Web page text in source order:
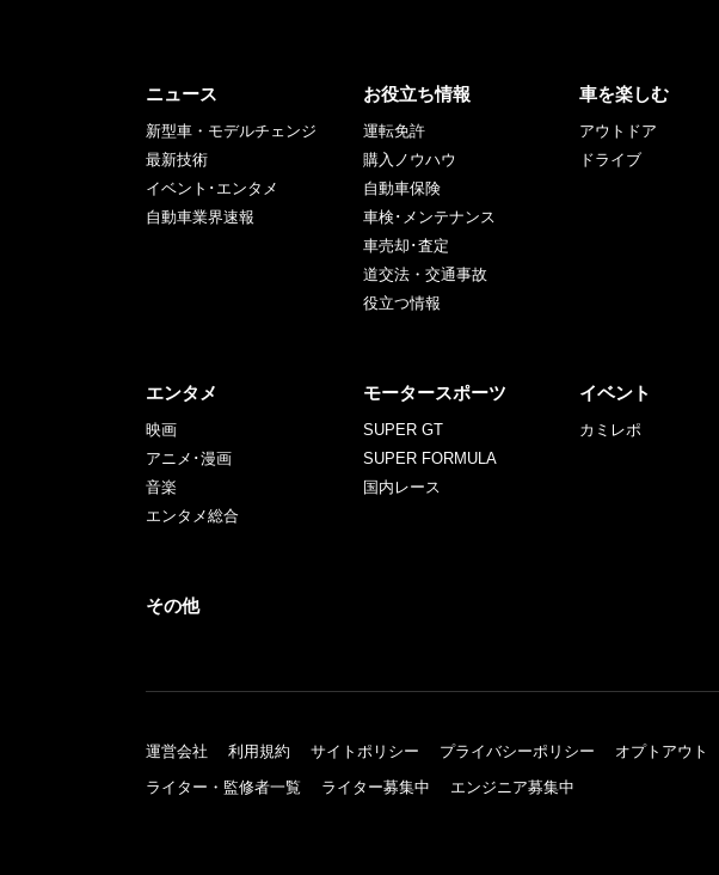
ニュース
新型車・モデルチェンジ
最新技術
イベント･エンタメ
自動車業界速報
お役立ち情報
運転免許
購入ノウハウ
自動車保険
車検･メンテナンス
車売却･査定
道交法・交通事故
役立つ情報
車を楽しむ
アウトドア
ドライブ
エンタメ
映画
アニメ･漫画
音楽
エンタメ総合
モータースポーツ
SUPER GT
SUPER FORMULA
国内レース
イベント
カミレポ
その他
運営会社 利用規約 サイトポリシー プライバシーポリシー オプトアウト
ライター・監修者一覧
ライター募集中 エンジニア募集中